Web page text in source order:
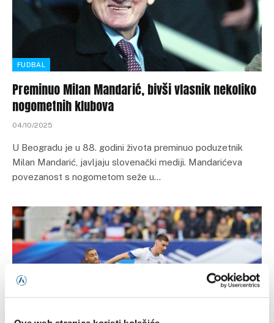
FUDBAL
Preminuo Milan Mandarić, bivši vlasnik nekoliko
nogometnih klubova
04/10/2025
U Beogradu je u 88. godini života preminuo poduzetnik
Milan Mandarić, javljaju slovenački mediji. Mandarićeva
povezanost s nogometom seže u…